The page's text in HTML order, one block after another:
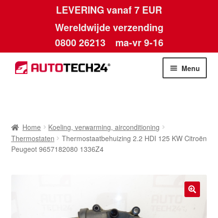
LEVERING vanaf 7 EUR
Wereldwijde verzending
0800 26213 ma-vr 9-16
Skip
to
Skip
to
Menu
Algemene voorwaarden
Home
Koeling, verwarming, airconditioning
Thermostaten
Thermostaatbehuizing 2.2 HDI 125 KW Citroën
Peugeot 9657182080 1336Z4